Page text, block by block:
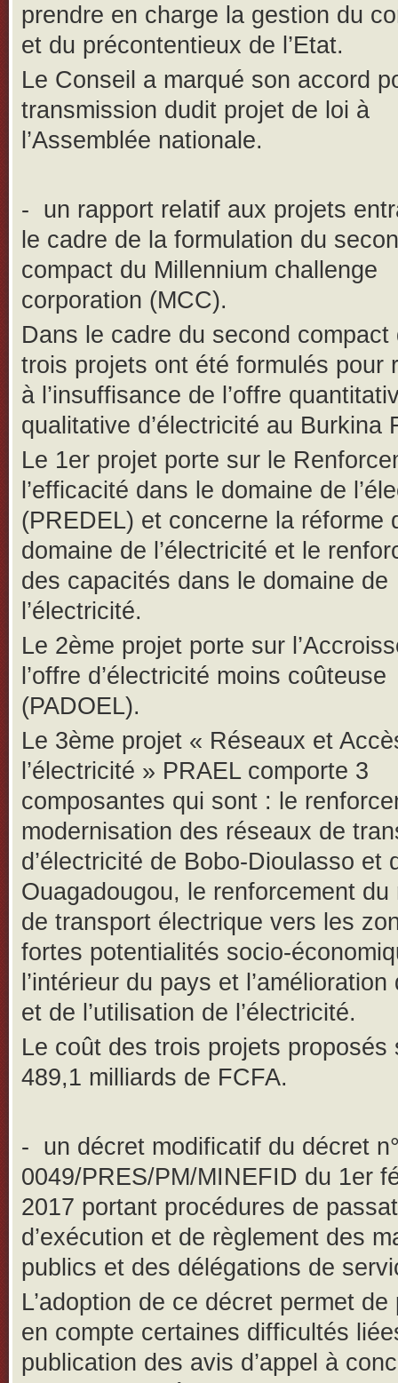
prendre en charge la gestion du
et du précontentieux de l’Etat.
Le Conseil a marqué son accord
transmission dudit projet de loi à
l’Assemblée nationale.
- un rapport relatif aux projets
le cadre de la formulation du
compact du Millennium challenge
corporation (MCC).
Dans le cadre du second compact
trois projets ont été formulés pour
à l’insuffisance de l’offre
qualitative d’électricité au Burkina
Le 1er projet porte sur le
l’efficacité dans le domaine de
(PREDEL) et concerne la réforme
domaine de l’électricité et le
des capacités dans le domaine de
l’électricité.
Le 2ème projet porte sur
l’offre d’électricité moins coûteuse
(PADOEL).
Le 3ème projet « Réseaux et
l’électricité » PRAEL comporte 3
composantes qui sont : le
modernisation des réseaux de
d’électricité de Bobo-Dioulasso et
Ouagadougou, le renforcement du
de transport électrique vers les
fortes potentialités socio-
l’intérieur du pays et l’amélioration
et de l’utilisation de l’électricité.
Le coût des trois projets proposés
489,1 milliards de FCFA.
- un décret modificatif du décret
0049/PRES/PM/MINEFID du 1er
2017 portant procédures de
d’exécution et de règlement des
publics et des délégations de
L’adoption de ce décret permet de
en compte certaines difficultés
publication des avis d’appel à